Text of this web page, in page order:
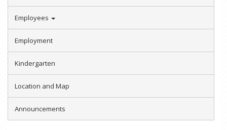
Employees
Employment
Kindergarten
Location and Map
Announcements